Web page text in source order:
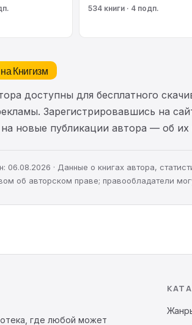
534 книги · 4 подп.
Книгизм
доступны для бесплатного
Зарегистрировавшись на
на новые публикации автора — об
06.08.2026 · Данные о книгах автора,
об авторском праве; правообладатели
где любой может